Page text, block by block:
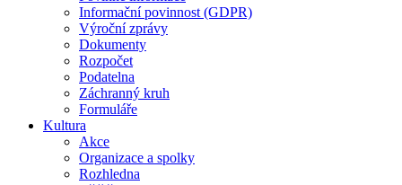
Informační povinnost (GDPR)
Výroční zprávy
Dokumenty
Rozpočet
Podatelna
Záchranný kruh
Formuláře
Kultura
Akce
Organizace a spolky
Rozhledna